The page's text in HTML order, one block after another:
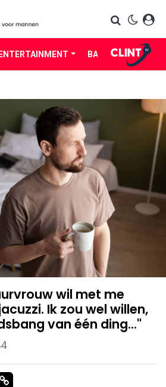
ENTERTAINMENT BABES LIFE
wil met me
Ik zou wel willen,
van één ding..."
Whatsapp
via Mail
Delen via link